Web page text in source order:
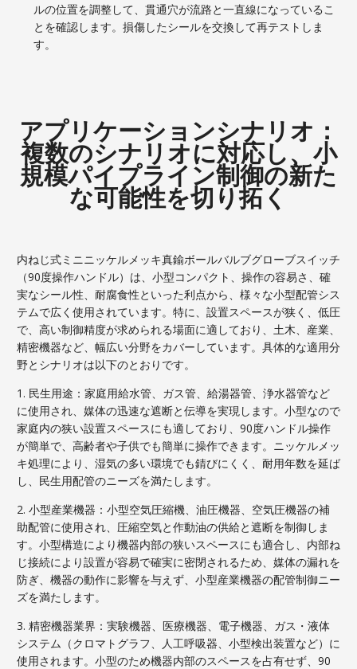
ルの位置を調整して、貫通穴が流路と一直線になっているこ
とを確認します。損傷したシールを交換して再テストしま
す。
アプリケーションシナリオ：
複数のシナリオに対応し、小
規模パイプライン制御の新た
な可能性を切り拓く
内ねじ式ミニニッケルメッキ真鍮ボールバルブグローブスイッチ
（90度操作ハンドル）は、小型コンパクト、操作の容易さ、確
実なシール性、耐腐食性といった利点から、様々な小型配管シス
テムで広く使用されています。特に、設置スペースが狭く、低圧
で、高い制御精度が求められる場面に適しており、土木、産業、
精密機器など、幅広い分野をカバーしています。具体的な適用分
野とシナリオは以下のとおりです。
1. 民生用途：家庭用給水管、ガス管、給湯器管、浄水器管など
に使用され、媒体の迅速な遮断と伝導を実現します。小型なので
家庭内の狭い設置スペースにも適しており、90度ハンドル操作
が簡単で、高齢者や子供でも簡単に操作できます。ニッケルメッ
キ処理により、湿気の多い環境でも錆びにくく、耐用年数を延ば
し、民生用配管のニーズを満たします。
2. 小型産業機器：小型空気圧縮機、油圧機器、空気圧機器の補
助配管に使用され、圧縮空気と作動油の供給と遮断を制御しま
す。小型構造により機器内部の狭いスペースにも適合し、内部ね
じ接続により設置が容易で確実に密閉されるため、媒体の漏れを
防ぎ、機器の動作に影響を与えず、小型産業機器の配管制御ニー
ズを満たします。
3. 精密機器業界：実験機器、医療機器、電子機器、ガス・液体
システム（クロマトグラフ、人工呼吸器、小型検出装置など）に
使用されます。小型のため機器内部のスペースを占有せず、90